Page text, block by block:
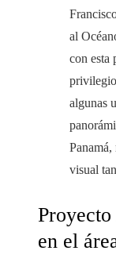
al
con esta
algunas
Panamá,
visual
en el